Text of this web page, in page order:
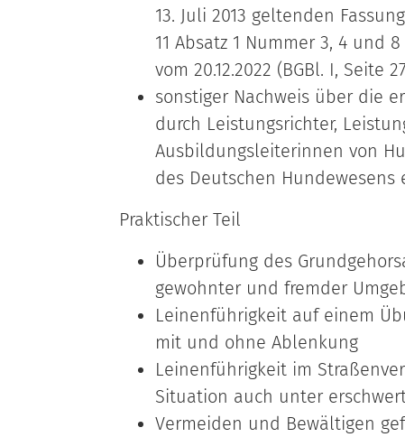
13. Juli 2013 geltenden
11 Absatz 1 Nummer 3, 4 und
vom 20.12.2022 (BGBl. I, Seite
sonstiger Nachweis über die
durch Leistungsrichter,
Ausbildungsleiterinnen von
des Deutschen Hundewesens
Praktischer Teil
Überprüfung des
gewohnter und fremder
Leinenführigkeit auf einem
mit und ohne Ablenkung
Leinenführigkeit im
Situation auch unter
Vermeiden und Bewältigen